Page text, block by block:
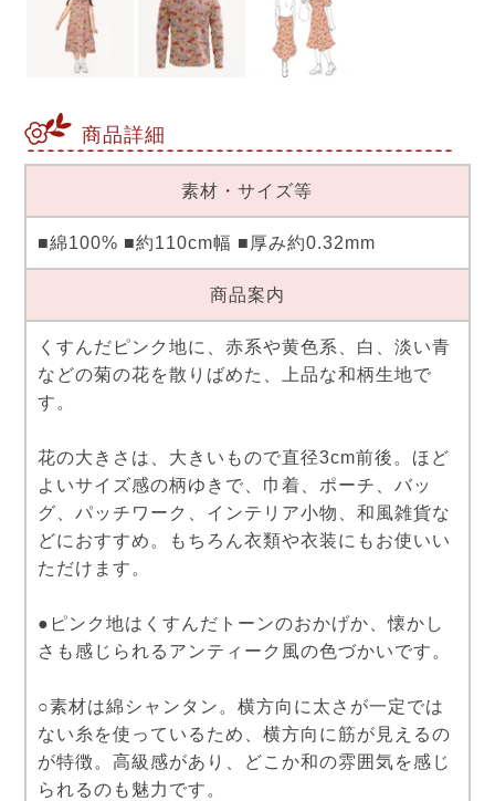
商品詳細
素材・サイズ等
■綿100% ■約110cm幅 ■厚み約0.32mm
商品案内
くすんだピンク地に、赤系や黄色系、白、淡い青
などの菊の花を散りばめた、上品な和柄生地で
す。
花の大きさは、大きいもので直径3cm前後。ほど
よいサイズ感の柄ゆきで、巾着、ポーチ、バッ
グ、パッチワーク、インテリア小物、和風雑貨な
どにおすすめ。もちろん衣類や衣装にもお使いい
ただけます。
●ピンク地はくすんだトーンのおかげか、懐かし
さも感じられるアンティーク風の色づかいです。
○素材は綿シャンタン。横方向に太さが一定では
ない糸を使っているため、横方向に筋が見えるの
が特徴。高級感があり、どこか和の雰囲気を感じ
られるのも魅力です。